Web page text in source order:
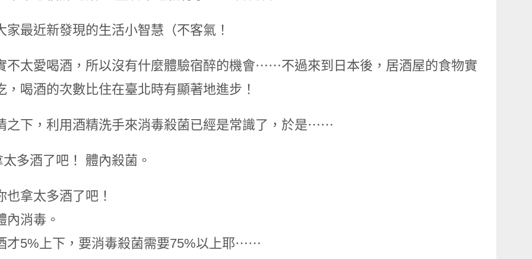
家最近新發現的生活小智慧（不客氣！
不太愛喝酒，所以沒有什麼體驗宿醉的機會⋯⋯不過來到日本後，居酒屋的食物實
，喝酒的次數比住在臺北時有顯著地進步！
之下，利用酒精洗手來消毒殺菌已經是常識了，於是⋯⋯
也拿太多酒了吧！
內消毒。
才5%上下，要消毒殺菌需要75%以上耶⋯⋯